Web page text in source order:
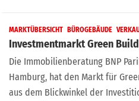
MARKTÜBERSICHT BÜROGEBÄUDE
Investmentmarkt Green
Die Immobilienberatung BNP
Hamburg, hat den Markt für
aus dem Blickwinkel der